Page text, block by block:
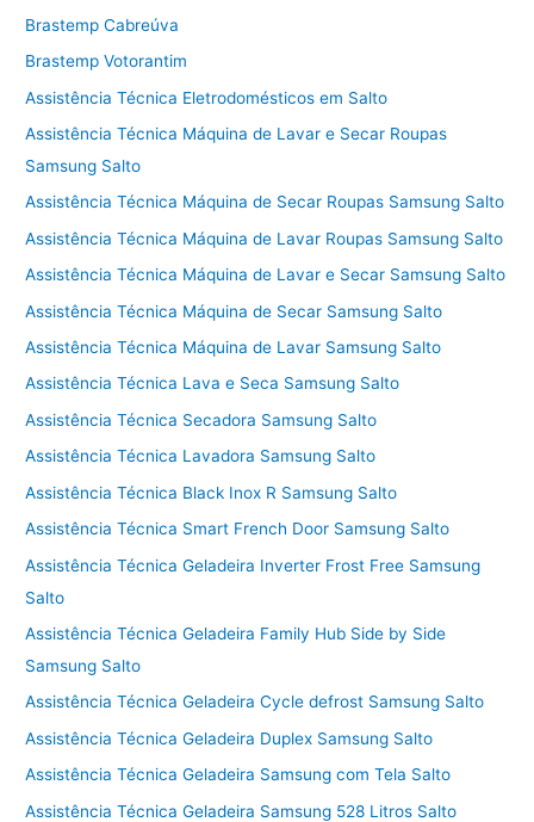
Brastemp Cabreúva
Brastemp Votorantim
Assistência Técnica Eletrodomésticos em Salto
Assistência Técnica Máquina de Lavar e Secar Roupas
Samsung Salto
Assistência Técnica Máquina de Secar Roupas Samsung Salto
Assistência Técnica Máquina de Lavar Roupas Samsung Salto
Assistência Técnica Máquina de Lavar e Secar Samsung Salto
Assistência Técnica Máquina de Secar Samsung Salto
Assistência Técnica Máquina de Lavar Samsung Salto
Assistência Técnica Lava e Seca Samsung Salto
Assistência Técnica Secadora Samsung Salto
Assistência Técnica Lavadora Samsung Salto
Assistência Técnica Black Inox R Samsung Salto
Assistência Técnica Smart French Door Samsung Salto
Assistência Técnica Geladeira Inverter Frost Free Samsung
Salto
Assistência Técnica Geladeira Family Hub Side by Side
Samsung Salto
Assistência Técnica Geladeira Cycle defrost Samsung Salto
Assistência Técnica Geladeira Duplex Samsung Salto
Assistência Técnica Geladeira Samsung com Tela Salto
Assistência Técnica Geladeira Samsung 528 Litros Salto